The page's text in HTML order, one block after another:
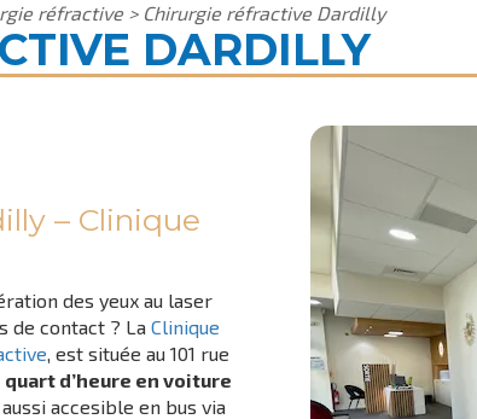
réfractive> Chirurgie réfractive Dardilly
DARDILLY
– Clinique
des yeux au laser
de contact ? La Clinique
, est située au 101 rue
quart d’heure en voiture
accesible en bus via